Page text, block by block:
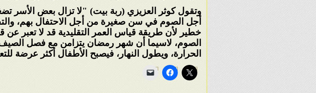
وتقول كوثر العزيزي (ربة بيت) "لا تزال بعض الأسر
أجل الصوم في سن صغيرة من أجل الاحتفال بهم،
خطير لأن طريقة قياس العمر التقليدية قد لا تعبر
الصوم، لاسيما أن شهر رمضان يتزامن مع فصل
الحرارة، ويطول النهار، فيصبح الأطفال أكثر عرضة